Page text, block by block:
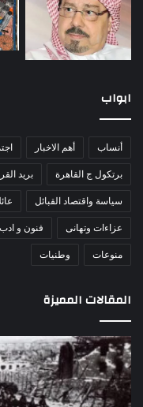
ابواب
أنساب أهم الاخبار
برتكول ج القاهرة بريد
سياسة واقتصاد القبائل
عزاءات وتهانى فنون و ادب
منوعات وطنيات
المقالات المميزة
اللواء
دكتور
راضي
عبدالمعطي